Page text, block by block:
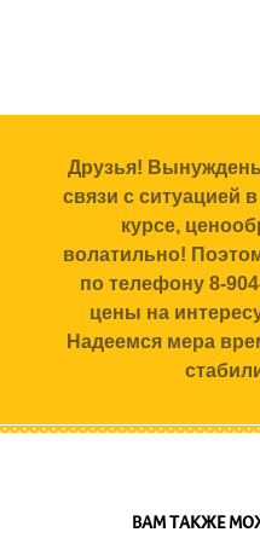
Друзья!
связи с ситуацией
курсе,
волатильно!
по телефону 8-
цены на
Надеемся мера
ВАМ ТАКЖЕ